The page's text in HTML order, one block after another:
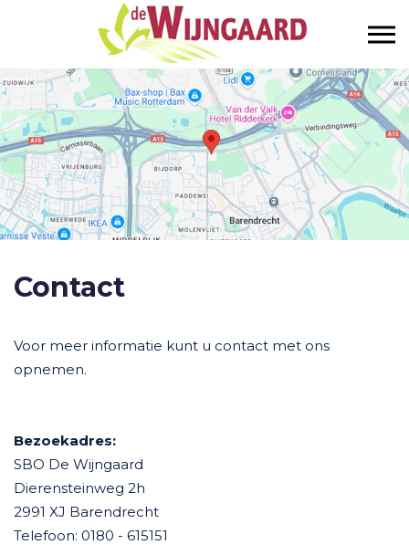
Contact
Voor meer informatie kunt u contact met ons
opnemen.
Bezoekadres:
SBO De Wijngaard
Dierensteinweg 2h
2991 XJ Barendrecht
Telefoon: 0180 - 615151